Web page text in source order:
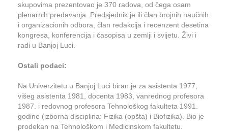
skupovima prezentovao je 370 radova, od čega osam
plenarnih predavanja. Predsjednik je ili član brojnih naučnih
i organizacionih odbora, član redakcija i recenzent desetina
kongresa, konferencija i časopisa u zemlji i svijetu. Živi i
radi u Banjoj Luci.
Ostali podaci:
Na Univerzitetu u Banjoj Luci biran je za asistenta 1977,
višeg asistenta 1981, docenta 1983, vanrednog profesora
1987. i redovnog profesora Tehnološkog fakulteta 1991.
godine (izborna disciplina: Fizika (opšta) i Biofizika). Bio je
prodekan na Tehnološkom i Medicinskom fakultetu.